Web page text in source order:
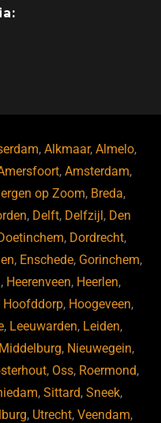
,Alkmaar,Almelo,
,Amsterdam,
op Zoom, Breda,
, Delft, Delfzijl , Den
, Dordrecht,
, Enschede, Gorinchem,
, Heerenveen, Heerlen,
Hoofddorp, Hoogeveen,
, Leeuwarden, Leiden,
Middelburg, Nieuwegein,
, Oss, Roermond,
, Sittard, Sneek,
, Utrecht,Veendam,